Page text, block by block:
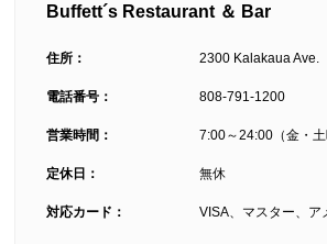
Buffett´s Restaurant ＆ Bar
住所： 2300 Kalakaua Ave.
電話番号： 808-791-1200
営業時間： 7:00～24:00（金・土
定休日： 無休
対応カード： VISA、マスター、ア